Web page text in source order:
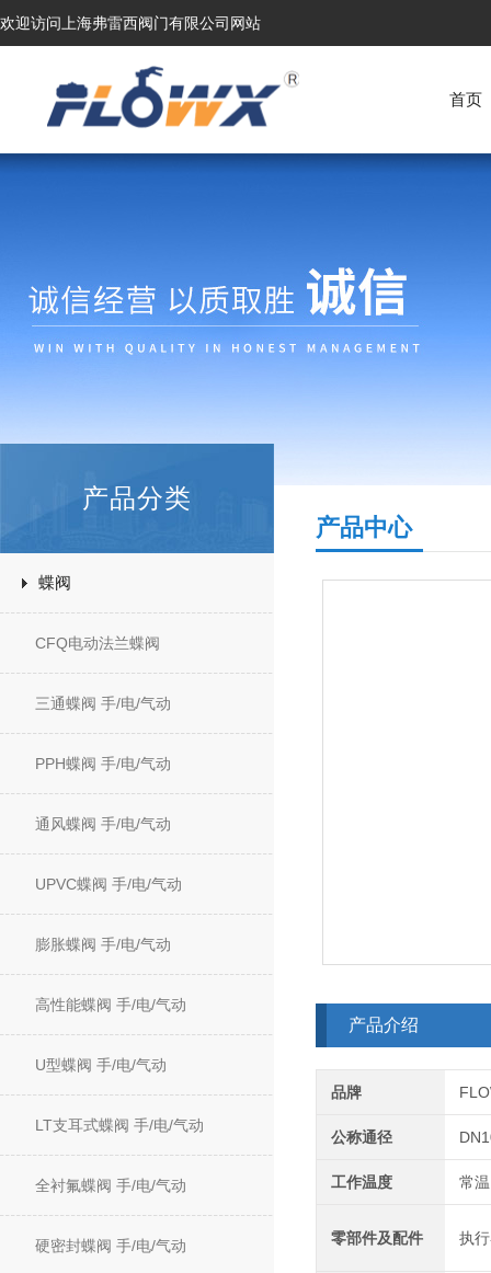
欢迎访问上海弗雷西阀门有限公司网站
首页
产品分类
蝶阀
CFQ电动法兰蝶阀
三通蝶阀 手/电/气动
PPH蝶阀 手/电/气动
通风蝶阀 手/电/气动
UPVC蝶阀 手/电/气动
膨胀蝶阀 手/电/气动
高性能蝶阀 手/电/气动
U型蝶阀 手/电/气动
LT支耳式蝶阀 手/电/气动
全衬氟蝶阀 手/电/气动
硬密封蝶阀 手/电/气动
产品中心
产品介绍
品牌
公称通径
工作温度 常温
零部件及配件 执